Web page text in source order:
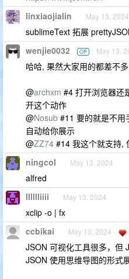
linxiaojialin May 13, 2024
sublimeText 拓展
wenjie0032 OP May 13,
哈哈, 果然大家用的都差不
@archxm #4 打开浏览器还
开这个动作
@Nosub #11 要的就是不用
自动给你展示
@ZZ74 #14 我这个就支持,
ningcol May 13, 2024
alfred
lllllliiii May 13, 2024
xclip -o | fx
ccbikai May 13, 2024
JSON 可视化工具很多，但
JSON 使用思维导图的形式